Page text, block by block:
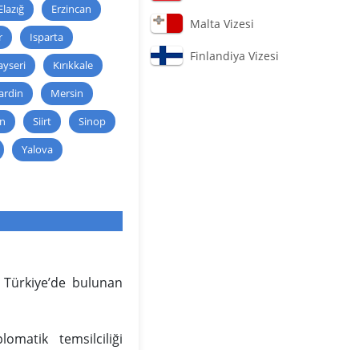
Erzincan
Isparta
Kırıkkale
Mersin
Siirt
Sinop
Yalova
bulunan
temsilciliği
Malta Vizesi
Finlandiya Vizesi